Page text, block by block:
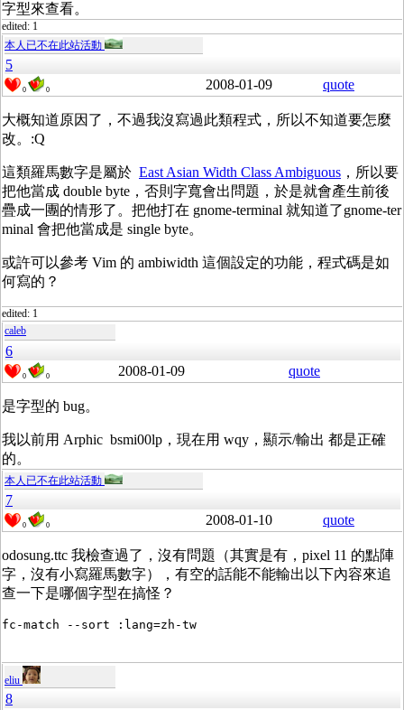
字型來查看。
edited: 1
本人已不在此站活動
5
0 0 2008-01-09 quote
大概知道原因了，不過我沒寫過此類程式，所以不知道要怎麼
改。:Q
這類羅馬數字是屬於 East Asian Width Class Ambiguous ，所以要
把他當成 double byte，否則字寬會出問題，於是就會產生前後
疊成一團的情形了。把他打在 gnome-terminal 就知道了gnome-ter
minal 會把他當成是 single byte。
或許可以參考 Vim 的 ambiwidth 這個設定的功能，程式碼是如
何寫的？
edited: 1
caleb
6
0 0 2008-01-09 quote
是字型的 bug。
我以前用 Arphic bsmi00lp，現在用 wqy，顯示/輸出 都是正確
的。
本人已不在此站活動
7
0 0 2008-01-10 quote
odosung.ttc 我檢查過了，沒有問題（其實是有，pixel 11 的點陣
字，沒有小寫羅馬數字），有空的話能不能輸出以下內容來追
查一下是哪個字型在搞怪？
eliu
8